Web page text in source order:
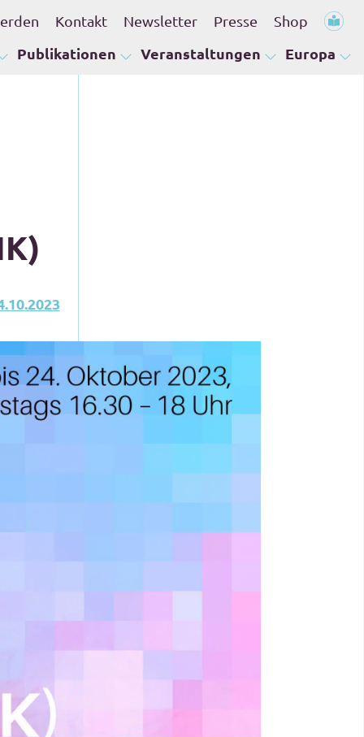
Kontakt Newsletter Presse Shop
Publikationen Veranstaltungen Europa